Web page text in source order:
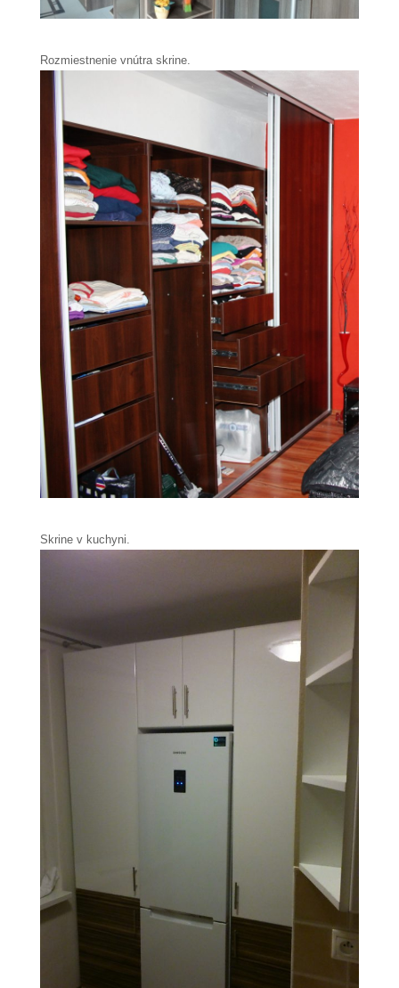
Rozmiestnenie vnútra skrine.
Skrine v kuchyni.